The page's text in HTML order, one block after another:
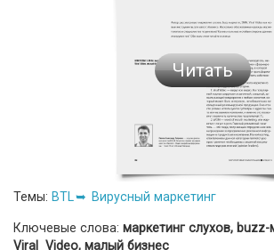
Читать
Темы: BTL Вирусный маркетинг
Ключевые слова: маркетинг слухов, buzz-
Viral Video, малый бизнес